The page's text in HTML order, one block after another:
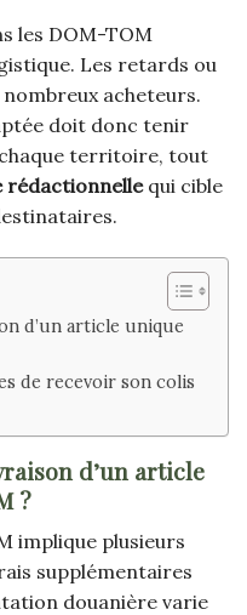
les DOM-TOM
Les retards ou
acheteurs.
doit donc tenir
territoire, tout
rédactionnellequi cible
d’un article unique
de recevoir son colis
d’un article
?
implique plusieurs
supplémentaires
douanière varie